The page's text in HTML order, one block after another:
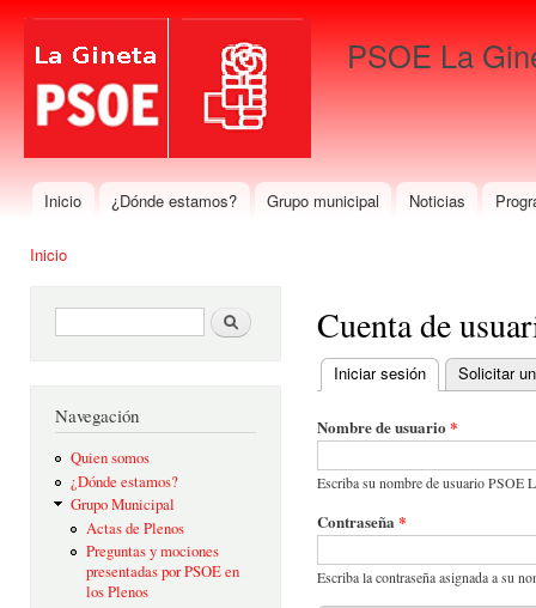
PSOE La
Menú principal
Inicio ¿Dónde estamos? Grupo municipal Noticias
Inicio
Formulario de búsquedaBuscar
Navegación
Quien somos
¿Dónde estamos?
Grupo Municipal
Actas de Plenos
Preguntas y mociones
presentadas por PSOE en
los Plenos
Cuenta de
Solapas principales
Iniciar sesión (solapa activa)
Solicitar
Nombre de usuario *
Escriba su nombre de usuario PSOE
Contraseña *
Escriba la contraseña asignada a su